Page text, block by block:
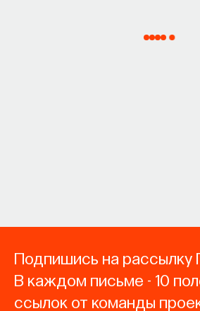
Подпишись на рассылку
В каждом письме - 10
ссылок от команды